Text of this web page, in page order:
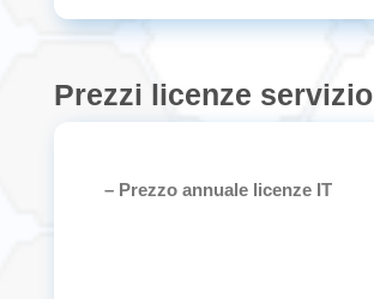
Prezzi licenze servizio
– Prezzo annuale licenze IT